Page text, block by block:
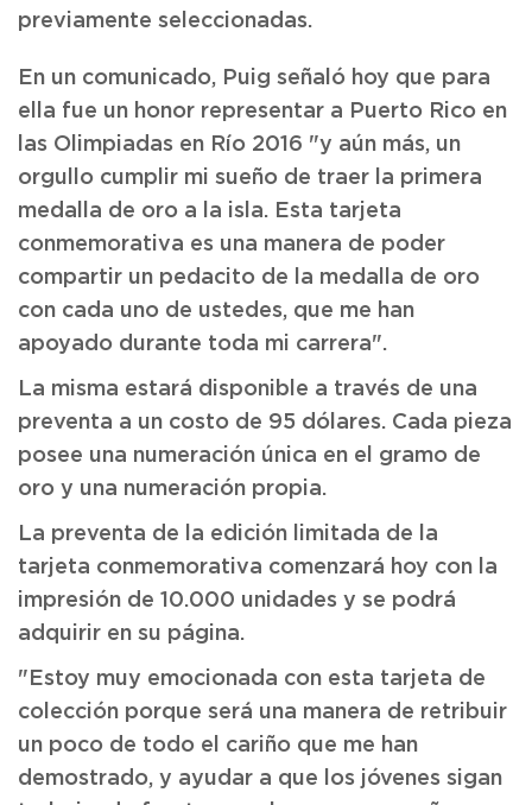
previamente seleccionadas.
En un comunicado, Puig señaló hoy que para
ella fue un honor representar a Puerto Rico en
las Olimpiadas en Río 2016 "y aún más, un
orgullo cumplir mi sueño de traer la primera
medalla de oro a la isla. Esta tarjeta
conmemorativa es una manera de poder
compartir un pedacito de la medalla de oro
con cada uno de ustedes, que me han
apoyado durante toda mi carrera".
La misma estará disponible a través de una
preventa a un costo de 95 dólares. Cada pieza
posee una numeración única en el gramo de
oro y una numeración propia.
La preventa de la edición limitada de la
tarjeta conmemorativa comenzará hoy con la
impresión de 10.000 unidades y se podrá
adquirir en su página.
"Estoy muy emocionada con esta tarjeta de
colección porque será una manera de retribuir
un poco de todo el cariño que me han
demostrado, y ayudar a que los jóvenes sigan